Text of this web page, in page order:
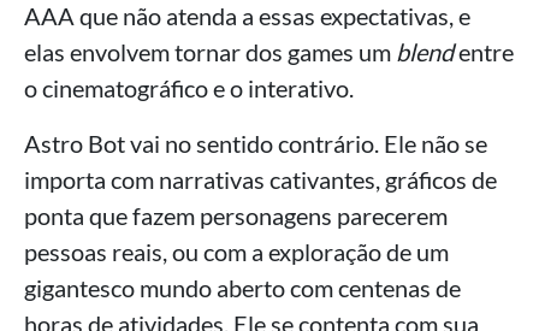
AAA que não atenda a essas expectativas, e
elas envolvem tornar dos games um blendentre
o cinematográfico e o interativo.
Astro Bot vai no sentido contrário. Ele não se
importa com narrativas cativantes, gráficos de
ponta que fazem personagens parecerem
pessoas reais, ou com a exploração de um
gigantesco mundo aberto com centenas de
horas de atividades. Ele se contenta com sua